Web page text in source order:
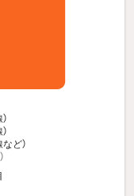
など）